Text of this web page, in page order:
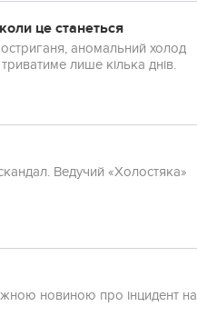
це станеться
аномальний холод
лише кілька днів.
Ведучий «Холостяка»
новиною про інцидент на